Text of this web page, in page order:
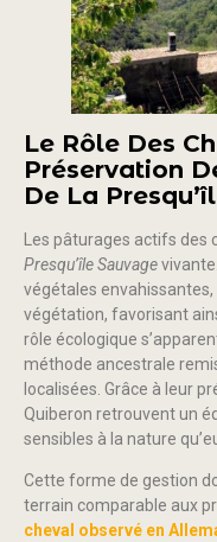
Le Rôle Des
Préservation
De La
Les pâturages actifs
Presqu’île Sauvage
végétales
végétation, favorisant
rôle écologique
méthode ancestrale
localisées. Grâce à leur
Quiberon retrouvent un
sensibles à la nature
Cette forme de gestion
terrain comparable aux
cheval observé en